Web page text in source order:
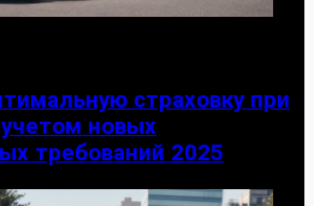
страховку при
учетом новых
требований 2025